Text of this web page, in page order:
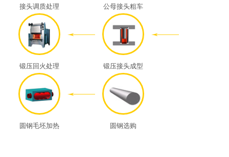
接头调质处理 公母接头粗车
锻压回火处理 锻压接头成型
圆钢毛坯加热 圆钢选购